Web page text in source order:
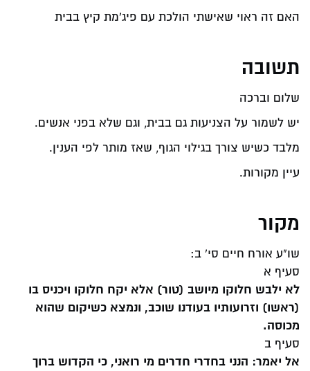
האם זה ראוי שאישתי הולכת עם פיג'מת קיץ בבית
תשובה
שלום וברכה
יש לשמור על הצניעות גם בבית, וגם שלא בפני אנשים.
מלבד כשיש צורך בגילוי הגוף, שאז מותר לפי הענין.
עיין מקורות.
מקור
שו"ע אורח חיים סי' ב:
סעיף א
לא ילבש חלוקו מיושב (טור) אלא יקח חלוקו ויכניס בו
(ראשו) וזרועותיו בעודנו שוכב, ונמצא כשיקום שהוא
מכוסה.
סעיף ב
אל יאמר: הנני בחדרי חדרים מי רואני, כי הקדוש ברוך